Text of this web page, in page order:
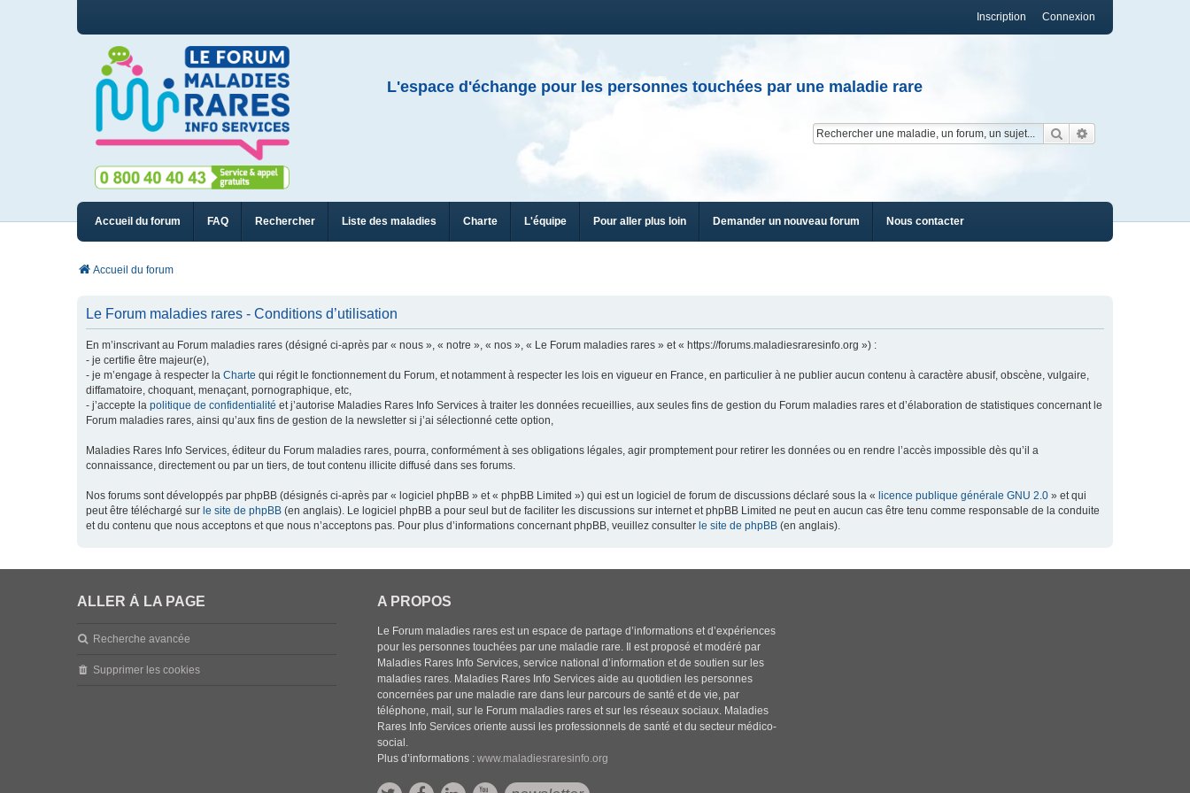
Connexion
Inscription
L'espace d'échange pour les personnes touchées par une maladie rare
Rechercher
Accueil du forum FAQ Rechercher Liste des maladies Charte L'équipe Pour aller plus loin Demander un nouveau forum Nous contacter
Accueil du forum
Le Forum maladies rares - Conditions d’utilisation
En m’inscrivant au Forum maladies rares (désigné ci-après par « nous », « notre », « nos », « Le Forum maladies rares » et « https://forums.maladiesraresinfo.org ») :
- je certifie être majeur(e),
- je m’engage à respecter la Charte qui régit le fonctionnement du Forum, et notamment à respecter les lois en vigueur en France, en particulier à ne publier aucun contenu à caractère abusif, obscène, vulgaire,
diffamatoire, choquant, menaçant, pornographique, etc,
- j’accepte la politique de confidentialité et j’autorise Maladies Rares Info Services à traiter les données recueillies, aux seules fins de gestion du Forum maladies rares et d’élaboration de statistiques concernant le
Forum maladies rares, ainsi qu’aux fins de gestion de la newsletter si j’ai sélectionné cette option,
Maladies Rares Info Services, éditeur du Forum maladies rares, pourra, conformément à ses obligations légales, agir promptement pour retirer les données ou en rendre l’accès impossible dès qu’il a
connaissance, directement ou par un tiers, de tout contenu illicite diffusé dans ses forums.
Nos forums sont développés par phpBB (désignés ci-après par « logiciel phpBB » et « phpBB Limited ») qui est un logiciel de forum de discussions déclaré sous la « licence publique générale GNU 2.0 » et qui
peut être téléchargé sur le site de phpBB (en anglais). Le logiciel phpBB a pour seul but de faciliter les discussions sur internet et phpBB Limited ne peut en aucun cas être tenu comme responsable de la conduite
et du contenu que nous acceptons et que nous n’acceptons pas. Pour plus d’informations concernant phpBB, veuillez consulter le site de phpBB (en anglais).
ALLER À LA PAGE
Recherche avancée
Supprimer les cookies
A PROPOS
Le Forum maladies rares est un espace de partage d’informations et d’expériences
pour les personnes touchées par une maladie rare. Il est proposé et modéré par
Maladies Rares Info Services, service national d’information et de soutien sur les
maladies rares. Maladies Rares Info Services aide au quotidien les personnes
concernées par une maladie rare dans leur parcours de santé et de vie, par
téléphone, mail, sur le Forum maladies rares et sur les réseaux sociaux. Maladies
Rares Info Services oriente aussi les professionnels de santé et du secteur médico-
social.
Plus d’informations :www.maladiesraresinfo.org